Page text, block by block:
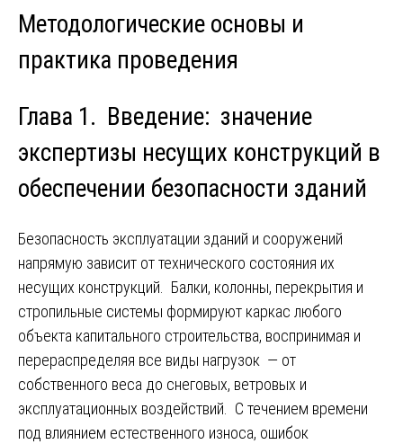
Методологические основы и
практика проведения
Глава 1. Введение: значение
экспертизы несущих конструкций в
обеспечении безопасности зданий
Безопасность эксплуатации зданий и сооружений
напрямую зависит от технического состояния их
несущих конструкций. Балки, колонны, перекрытия и
стропильные системы формируют каркас любого
объекта капитального строительства, воспринимая и
перераспределяя все виды нагрузок — от
собственного веса до снеговых, ветровых и
эксплуатационных воздействий. С течением времени
под влиянием естественного износа, ошибок